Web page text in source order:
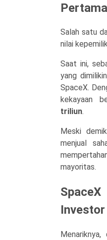
Salah satu
nilai
Saat ini,
yang
SpaceX.
kekayaan
triliun.
Meski
menjual
mayoritas.